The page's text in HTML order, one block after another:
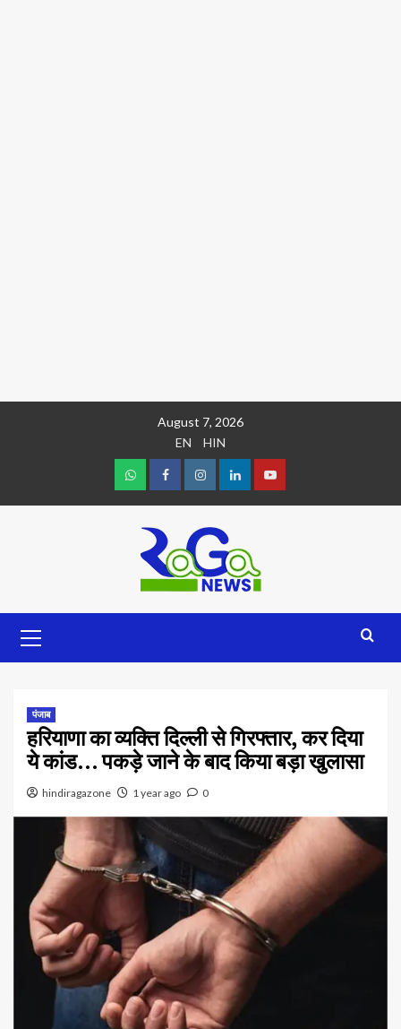
August 7, 2026
EN
HIN
पंजाब
हरियाणा का व्यक्ति दिल्ली से गिरफ्तार, कर दिया
ये कांड… पकड़े जाने के बाद किया बड़ा खुलासा
hindiragazone 1 year ago 0